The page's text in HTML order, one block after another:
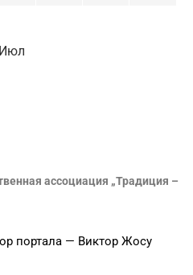
ассоциация „Традиция –
портала — Виктор Жосу